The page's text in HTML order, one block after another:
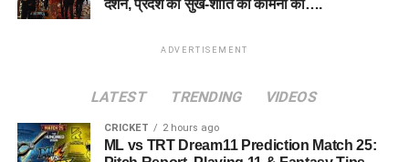
दर्शन, प्रदेश की सुख-शांति की कामना की….
ADVERTISEMENT
LATEST TRENDING VIDEOS
CRICKET 2 hours ago
ML vs TRT Dream11 Prediction Match 25: